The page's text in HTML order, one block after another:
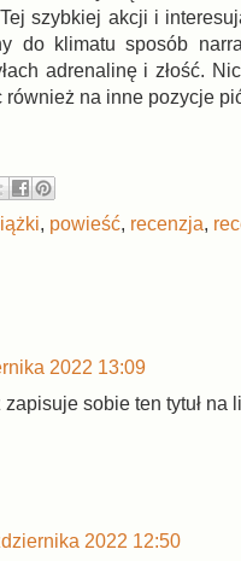
szybkiej akcji i
do klimatu sposób
adrenalinę i złość.
na inne pozycje
, powieść, recenzja,
2022 13:09
sobie ten tytuł na
2022 12:50